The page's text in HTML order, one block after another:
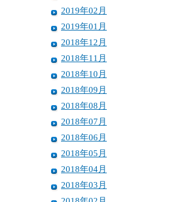
2019年02月
2019年01月
2018年12月
2018年11月
2018年10月
2018年09月
2018年08月
2018年07月
2018年06月
2018年05月
2018年04月
2018年03月